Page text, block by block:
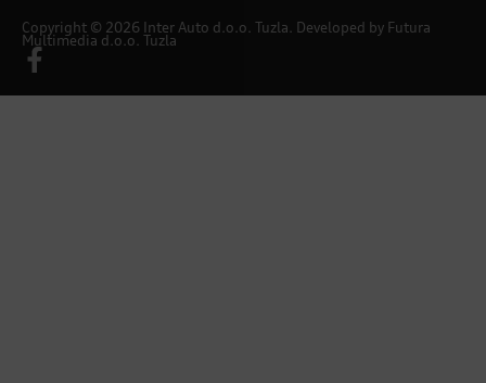
Copyright © 2026 Inter Auto d.o.o. Tuzla. Developed by Futura
Multimedia d.o.o. Tuzla